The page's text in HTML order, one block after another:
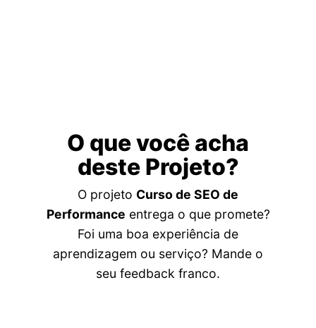
O que você acha
deste Projeto?
O projeto Curso de SEO de
Performance entrega o que promete?
Foi uma boa experiência de
aprendizagem ou serviço? Mande o
seu feedback franco.